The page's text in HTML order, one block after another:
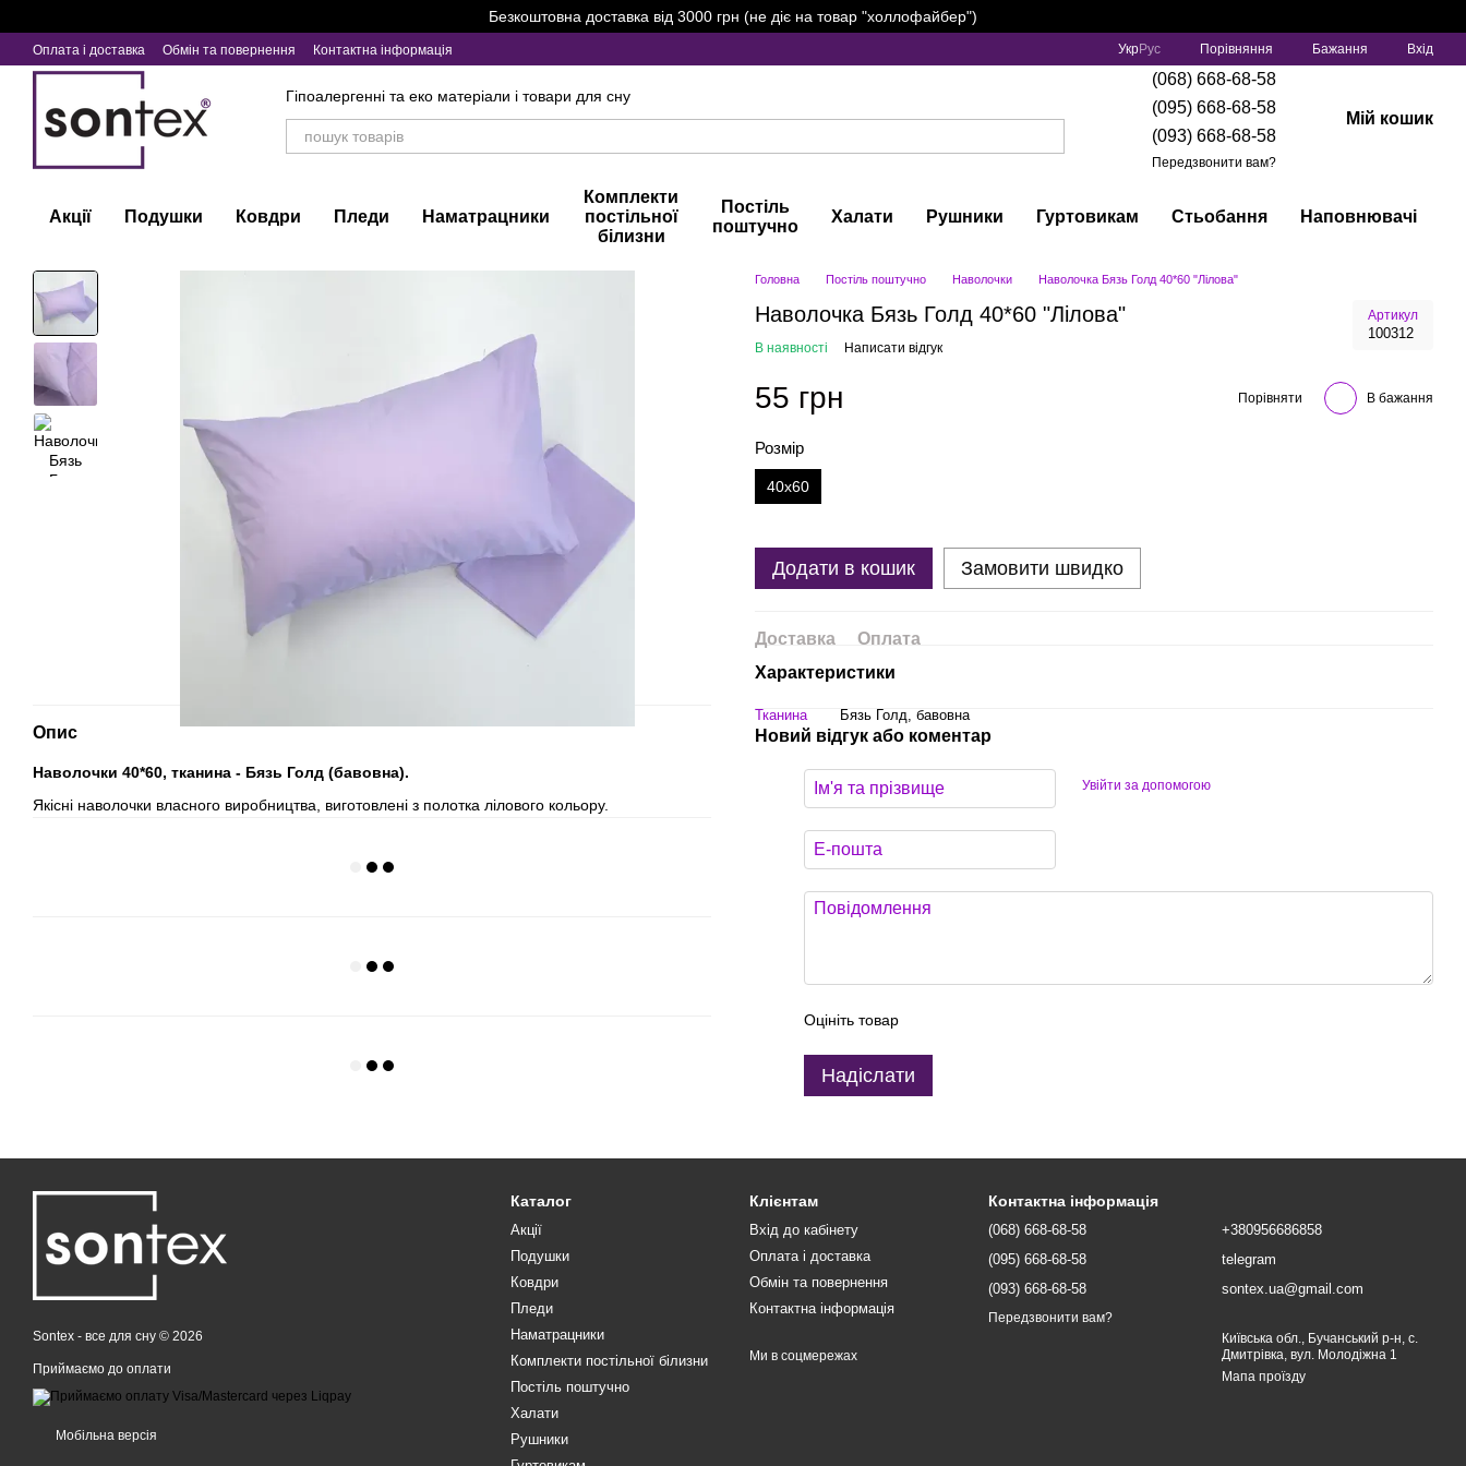
Безкоштовна доставка від 3000 грн (не діє на товар "холлофайбер")
Оплата і доставка Обмін та повернення Контактна інформація УкрРус Порівняння Бажання Вхід
Гіпоалергенні та еко матеріали і товари для сну
(068) 668-68-58
(095) 668-68-58
(093) 668-68-58
Передзвонити вам?
Мій кошик
Акції Подушки Ковдри Пледи Наматрацники
Комплекти
постільної
білизни
Постіль
поштучно
Халати Рушники Гуртовикам Стьобання Наповнювачі
Опис
Наволочки 40*60, тканина - Бязь Голд (бавовна).
Якісні наволочки власного виробництва, виготовлені з полотка лілового кольору.
Головна Постіль поштучно Наволочки Наволочка Бязь Голд 40*60 "Лілова"
Наволочка Бязь Голд 40*60 "Лілова" Артикул
100312
В наявності Написати відгук
55 грн Порівняти В бажання
Розмір
40х60
Додати в кошик Замовити швидко
Доставка
Оплата
Характеристики
Тканина Бязь Голд, бавовна
Новий відгук або коментар
Увійти за допомогою
Оцініть товар
Надіслати
Sontex - все для сну © 2026
Приймаємо до оплати
Мобільна версія
Каталог
Акції
Подушки
Ковдри
Пледи
Наматрацники
Комплекти постільної білизни
Постіль поштучно
Халати
Рушники
Клієнтам
Вхід до кабінету
Оплата і доставка
Обмін та повернення
Контактна інформація
Ми в соцмережах
Контактна інформація
(068) 668-68-58
(095) 668-68-58
(093) 668-68-58
Передзвонити вам?
+380956686858
telegram
sontex.ua@gmail.com
Київська обл., Бучанський р-н, с.
Дмитрівка, вул. Молодіжна 1
Мапа проїзду